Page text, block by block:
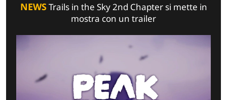
NEWSTrails in the Sky 2nd Chapter si mette in
mostra con un trailer